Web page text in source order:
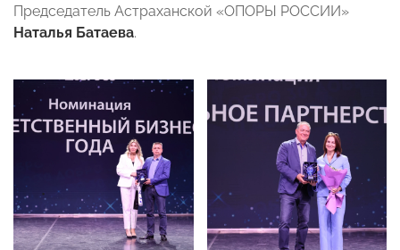
Председатель Астраханской «ОПОРЫ РОССИИ»
Наталья Батаева.